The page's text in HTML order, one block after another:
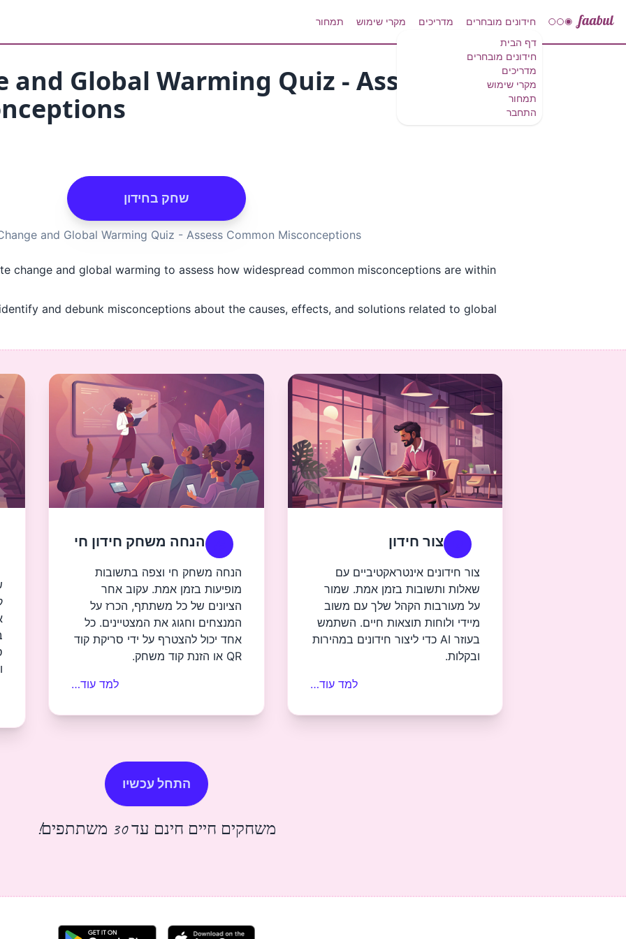
דף הבית
חידונים מובחרים
מדריכים
מקרי שימוש
תמחור
התחבר
חידונים מובחרים מדריכים מקרי שימוש תמחור
Global Warming Quiz - Assess
שחק בחידון
and Global Warming Quiz - Assess Common Misconceptions
change and global warming to assess how widespread common misconceptions are within
and debunk misconceptions about the causes, effects, and solutions related to global
צור חידון
צור חידונים אינטראקטיביים עם
שאלות ותשובות בזמן אמת. שמור
על מעורבות הקהל שלך עם משוב
מיידי ולוחות תוצאות חיים. השתמש
בעוזר AI כדי ליצור חידונים במהירות
ובקלות.
למד עוד…
הנחה משחק חידון חי
הנחה משחק חי וצפה בתשובות
מופיעות בזמן אמת. עקוב אחר
הציונים של כל משתתף, הכרז על
המנצחים וחגוג את המצטיינים. כל
אחד יכול להצטרף על ידי סריקת קוד
QR או הזנת קוד משחק.
למד עוד…
התחל עכשיו
משחקים חיים חינם עד 30 משתתפים!